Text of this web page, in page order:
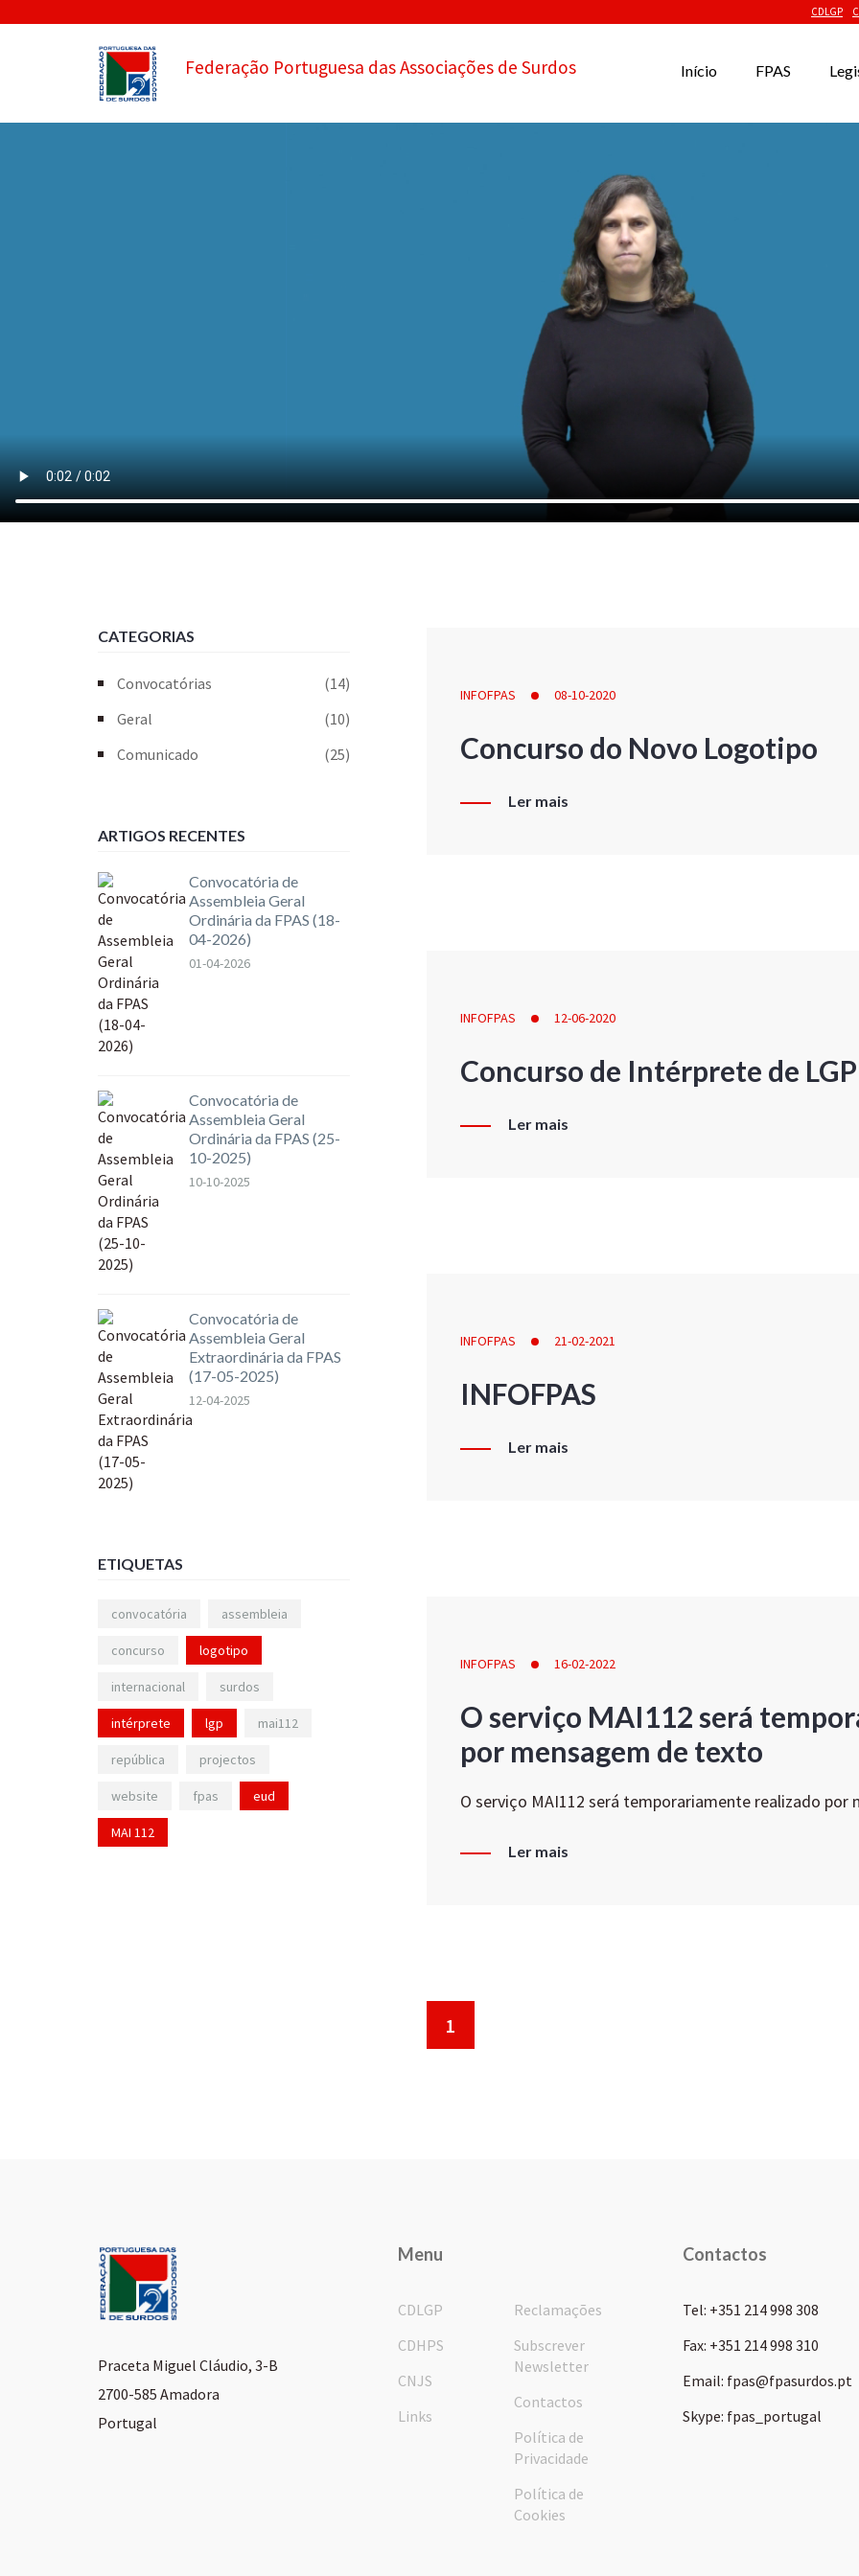
CDLGP
Federação Portuguesa das Associações de Surdos Início FPAS
INFOFPAS 08-10-2020
Concurso do Novo Logotipo
Ler mais
INFOFPAS 12-06-2020
Concurso de Intérprete de
Ler mais
INFOFPAS 21-02-2021
INFOFPAS
Ler mais
INFOFPAS 16-02-2022
O serviço MAI112 será
por mensagem de texto
O serviço MAI112 será temporariamente realizado por
Ler mais
1
CATEGORIAS
Convocatórias
(14)
Geral
(10)
Comunicado
(25)
ARTIGOS RECENTES
Convocatória de
Assembleia Geral
Ordinária da FPAS (18-
04-2026)
01-04-2026
Convocatória de
Assembleia Geral
Ordinária da FPAS (25-
10-2025)
10-10-2025
Convocatória de
Assembleia Geral
Extraordinária da FPAS
(17-05-2025)
12-04-2025
ETIQUETAS
convocatória assembleia
concurso logotipo
internacional surdos
intérprete lgp mai112
república projectos
website fpas eud
MAI 112
Praceta Miguel Cláudio, 3-B
2700-585 Amadora
Portugal
Menu
CDLGP
CDHPS
CNJS
Links
Reclamações
Subscrever
Newsletter
Contactos
Política de
Privacidade
Política de
Cookies
Contactos
Tel: +351 214 998 308
Fax: +351 214 998 310
Email: fpas@fpasurdos.pt
Skype: fpas_portugal